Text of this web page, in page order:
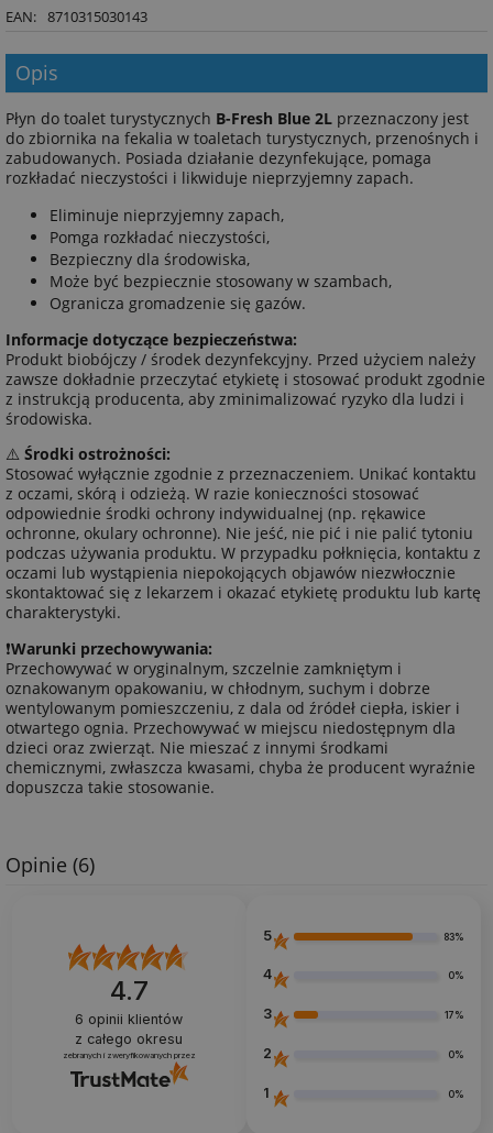
EAN: 8710315030143
Opis
Płyn do toalet turystycznych B-Fresh Blue 2L przeznaczony jest
do zbiornika na fekalia w toaletach turystycznych, przenośnych i
zabudowanych. Posiada działanie dezynfekujące, pomaga
rozkładać nieczystości i likwiduje nieprzyjemny zapach.
Eliminuje nieprzyjemny zapach,
Pomga rozkładać nieczystości,
Bezpieczny dla środowiska,
Może być bezpiecznie stosowany w szambach,
Ogranicza gromadzenie się gazów.
Informacje dotyczące bezpieczeństwa:
Produkt biobójczy / środek dezynfekcyjny. Przed użyciem należy
zawsze dokładnie przeczytać etykietę i stosować produkt zgodnie
z instrukcją producenta, aby zminimalizować ryzyko dla ludzi i
środowiska.
⚠️ Środki ostrożności:
Stosować wyłącznie zgodnie z przeznaczeniem. Unikać kontaktu
z oczami, skórą i odzieżą. W razie konieczności stosować
odpowiednie środki ochrony indywidualnej (np. rękawice
ochronne, okulary ochronne). Nie jeść, nie pić i nie palić tytoniu
podczas używania produktu. W przypadku połknięcia, kontaktu z
oczami lub wystąpienia niepokojących objawów niezwłocznie
skontaktować się z lekarzem i okazać etykietę produktu lub kartę
charakterystyki.
❗Warunki przechowywania:
Przechowywać w oryginalnym, szczelnie zamkniętym i
oznakowanym opakowaniu, w chłodnym, suchym i dobrze
wentylowanym pomieszczeniu, z dala od źródeł ciepła, iskier i
otwartego ognia. Przechowywać w miejscu niedostępnym dla
dzieci oraz zwierząt. Nie mieszać z innymi środkami
chemicznymi, zwłaszcza kwasami, chyba że producent wyraźnie
dopuszcza takie stosowanie.
Opinie (6)
4.7
6 opinii klientów
z całego okresu
zebranych i zweryfikowanych przez
5 83%
4 0%
3 17%
2 0%
1 0%